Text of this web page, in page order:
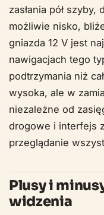
zasłania pół
możliwie nisko,
gniazda 12 V jest
nawigacjach tego
podtrzymania niż
wysoka, ale w
niezależne od
drogowe i interfejs
przeglądanie
Plusy i
widzenia